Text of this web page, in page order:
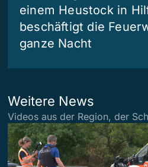
einem Heustock in
beschäftigt die
ganze Nacht
Weitere News
Videos aus der Region, der